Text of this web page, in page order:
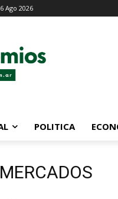
Ago 2026
POLITICA